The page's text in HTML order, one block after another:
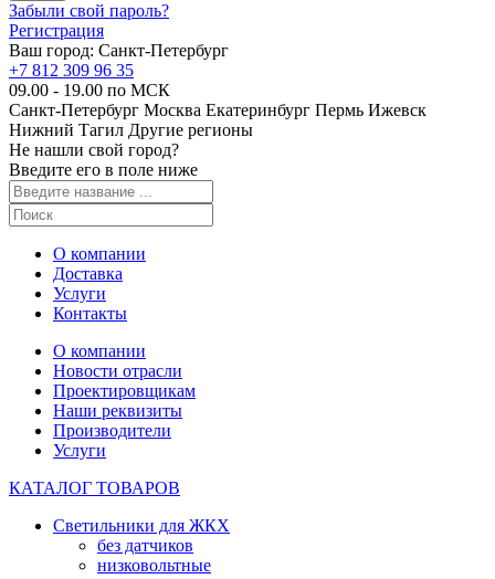
Забыли свой пароль?
Регистрация
Ваш город: Санкт-Петербург
+7 812 309 96 35
09.00 - 19.00 по МСК
Санкт-Петербург Москва Екатеринбург Пермь Ижевск
Нижний Тагил Другие регионы
Не нашли свой город?
Введите его в поле ниже
О компании
Доставка
Услуги
Контакты
О компании
Новости отрасли
Проектировщикам
Наши реквизиты
Производители
Услуги
КАТАЛОГ ТОВАРОВ
Светильники для ЖКХ
без датчиков
низковольтные